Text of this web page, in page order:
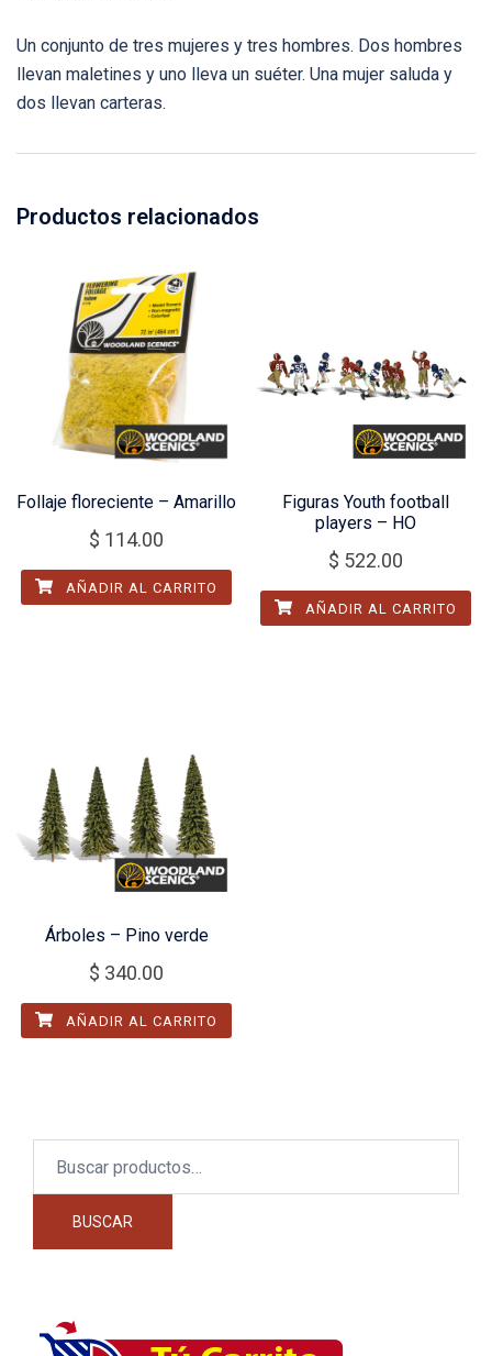
Un conjunto de tres mujeres y tres hombres. Dos hombres
llevan maletines y uno lleva un suéter. Una mujer saluda y
dos llevan carteras.
Productos relacionados
Follaje floreciente – Amarillo
$ 114.00
AÑADIR AL CARRITO
Figuras Youth football
players – HO
$ 522.00
AÑADIR AL CARRITO
Árboles – Pino verde
$ 340.00
AÑADIR AL CARRITO
BUSCAR